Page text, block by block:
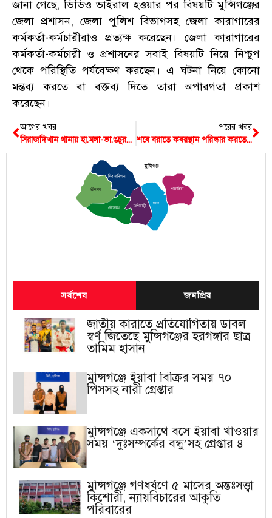
জানা গেছে, ভিডিও ভাইরাল হওয়ার পর বিষয়টি মুন্সিগঞ্জের
জেলা প্রশাসন, জেলা পুলিশ বিভাগসহ জেলা কারাগারের
কর্মকর্তা-কর্মচারীরাও প্রত্যক্ষ করেছেন। জেলা কারাগারের
কর্মকর্তা-কর্মচারী ও প্রশাসনের সবাই বিষয়টি নিয়ে নিশ্চুপ
থেকে পরিস্থিতি পর্যবেক্ষণ করছেন। এ ঘটনা নিয়ে কোনো
মন্তব্য করতে বা বক্তব্য দিতে তারা অপারগতা প্রকাশ
করেছেন।
আগের খবর
সিরাজদিখান থানায় হা.মলা-ভা.ঙচুরকারীদের কোন ছাড় দেবে না পুলিশ, হয়েছে মামলা
পরের খবর
শবে বরাতে কবরস্থান পরিস্কার করতে গিয়ে দেখা গেল ৫ কঙ্কালের মাথার খুলি নেই
শ্রীনগর
সিরাজদিখান
টংগিবাড়ী
সদর
গজারিয়া
লৌহজং
মুন্সিগঞ্জ
সর্বশেষ জনপ্রিয়
জাতীয় কারাতে প্রতিযোগিতায় ডাবল
স্বর্ণ জিতেছে মুন্সিগঞ্জের হরগঙ্গার ছাত্র
তামিম হাসান
মুন্সিগঞ্জে ইয়াবা বিক্রির সময় ৭০
পিসসহ নারী গ্রেপ্তার
মুন্সিগঞ্জে একসাথে বসে ইয়াবা খাওয়ার
সময় ‘দুঃসম্পর্কের বন্ধু’সহ গ্রেপ্তার ৪
মুন্সিগঞ্জে গণধর্ষণে ৫ মাসের অন্তঃসত্ত্বা
কিশোরী, ন্যায়বিচারের আকুতি
পরিবারের